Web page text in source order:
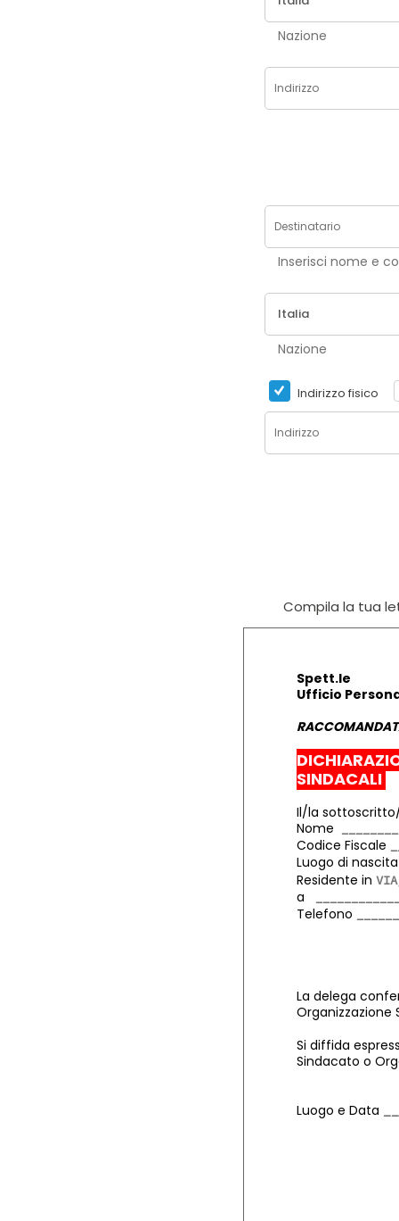
Nazione
Inserisci
Nazione
Indirizzo fisico
Compila la tua
Spett.le
Ufficio
SINDACALI
Il/la
Nome
Codice Fiscale
Luogo di
Residente in
a
Telefono
La delega
Organizzazione
Si diffida
Sindacato o
Luogo e Data